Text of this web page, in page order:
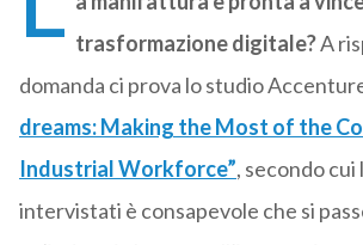
trasformazione digitale?A
domanda ci prova lo studio
dreams: Making the Most of the
Industrial Workforce”, secondo cui
intervistati è consapevole che si